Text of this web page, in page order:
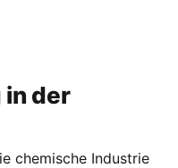
der
chemische Industrie